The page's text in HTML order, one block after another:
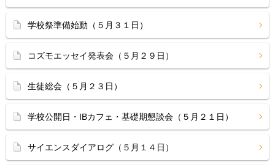
学校祭準備始動（５月３１日）
コズモエッセイ発表会（５月２９日）
生徒総会（５月２３日）
学校公開日・IBカフェ・基礎期懇談会（５月２１日）
サイエンスダイアログ（５月１４日）